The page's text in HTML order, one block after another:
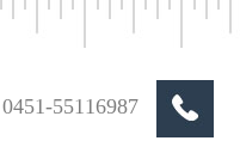
0451-55116987